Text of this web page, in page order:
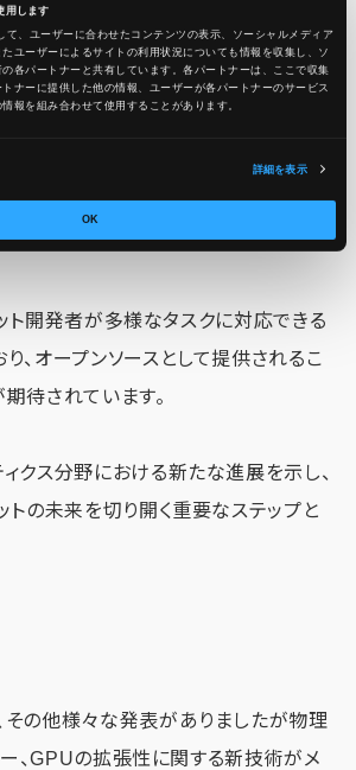
用します
て、ユーザーに合わせたコンテンツの表示、ソーシャルメディア
ユーザーによるサイトの利用状況についても情報を収集し、ソ
各パートナーと共有しています。各パートナーは、ここで収集
ナーに提供した他の情報、ユーザーが各パートナーのサービス
報を組み合わせて使用​​することがあります。
詳細を表示
OK
動作と計画的な行動を実現するため
アーキテクチャを採用しています。
的な物体を扱う能力や、複数のステップ
能力を持ち、さまざまな環境での適応
ト開発者が多様なタスクに対応できる
、オープンソースとして提供されるこ
待されています。
クス分野における新たな進展を示し、
トの未来を切り開く重要なステップと
その他様々な発表がありましたが物理
、GPUの拡張性に関する新技術がメ